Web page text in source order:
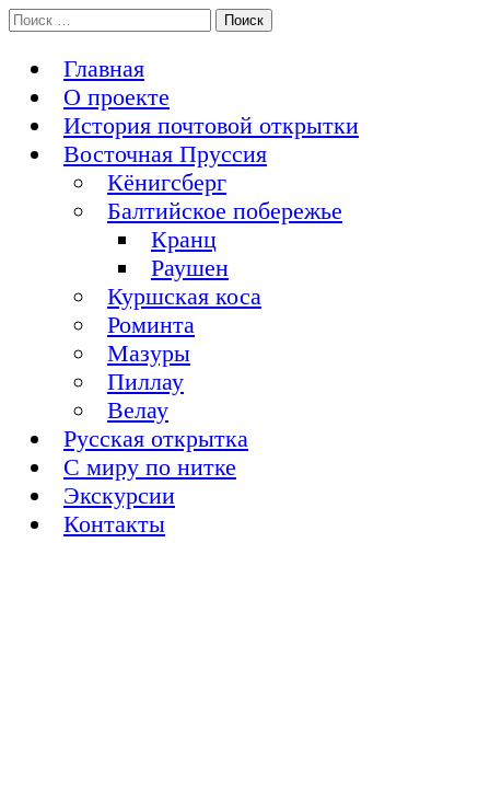
Перейти
к
История Восточной Пруссии в почтовых открытках и не
Поиск:
Главная
О проекте
История почтовой открытки
Восточная Пруссия
Кёнигсберг
Балтийское побережье
Кранц
Раушен
Куршская коса
Роминта
Мазуры
Пиллау
Велау
Русская открытка
С миру по нитке
Экскурсии
Контакты